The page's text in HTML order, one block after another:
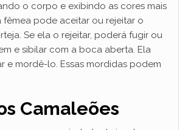
o corpo e exibindo as cores mais
fêmea pode aceitar ou rejeitar o
Se ela o rejeitar, poderá fugir ou
e sibilar com a boca aberta. Ela
e mordê-lo. Essas mordidas podem
Camaleões